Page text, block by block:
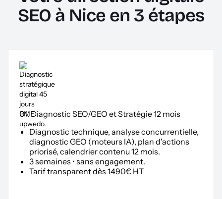
SEO à Nice en 3 étapes
01. Diagnostic SEO/GEO et Stratégie 12 mois
Diagnostic technique, analyse concurrentielle,
diagnostic GEO (moteurs IA), plan d'actions
priorisé, calendrier contenu 12 mois.
3 semaines • sans engagement.
Tarif transparent dès 1490€ HT